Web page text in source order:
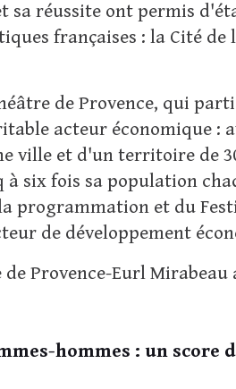
sa réussite ont permis
françaises : la Cité de
de Provence, qui
acteur économique :
ville et d'un territoire de
six fois sa population
programmation et du
de développement
de Provence-Eurl
hommes : un score